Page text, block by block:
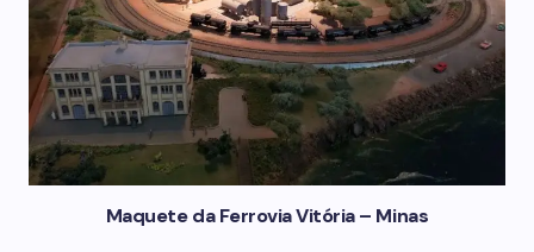
Maquete da Ferrovia Vitória – Minas